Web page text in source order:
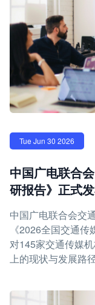
Tue Jun 30 2026
中国广电联合
研报告》正式
中国广电联合会交
《2026全国交通
对145家交通传媒
上的现状与发展路径